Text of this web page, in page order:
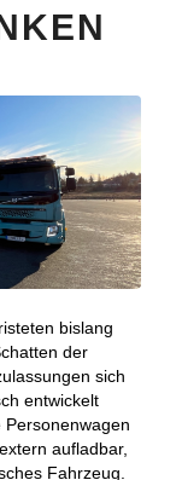
bislang
der
sich
entwickelt
aufladbar,
Fahrzeug.